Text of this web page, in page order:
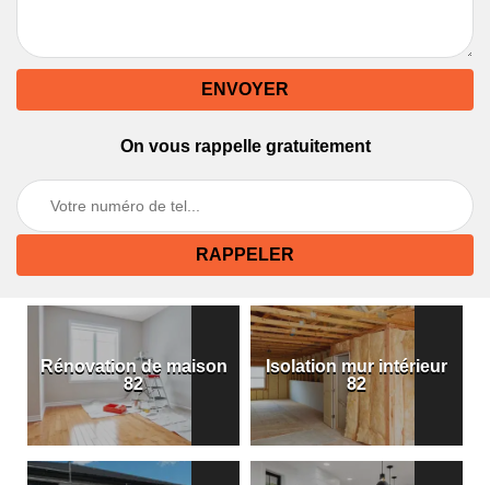
On vous rappelle gratuitement
Rénovation de maison
82
Isolation mur intérieur
82